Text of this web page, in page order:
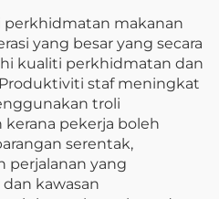
perkhidmatan makanan
yang besar yang secara
kualiti perkhidmatan dan
staf meningkat
troli
pekerja boleh
serentak,
perjalanan yang
kawasan